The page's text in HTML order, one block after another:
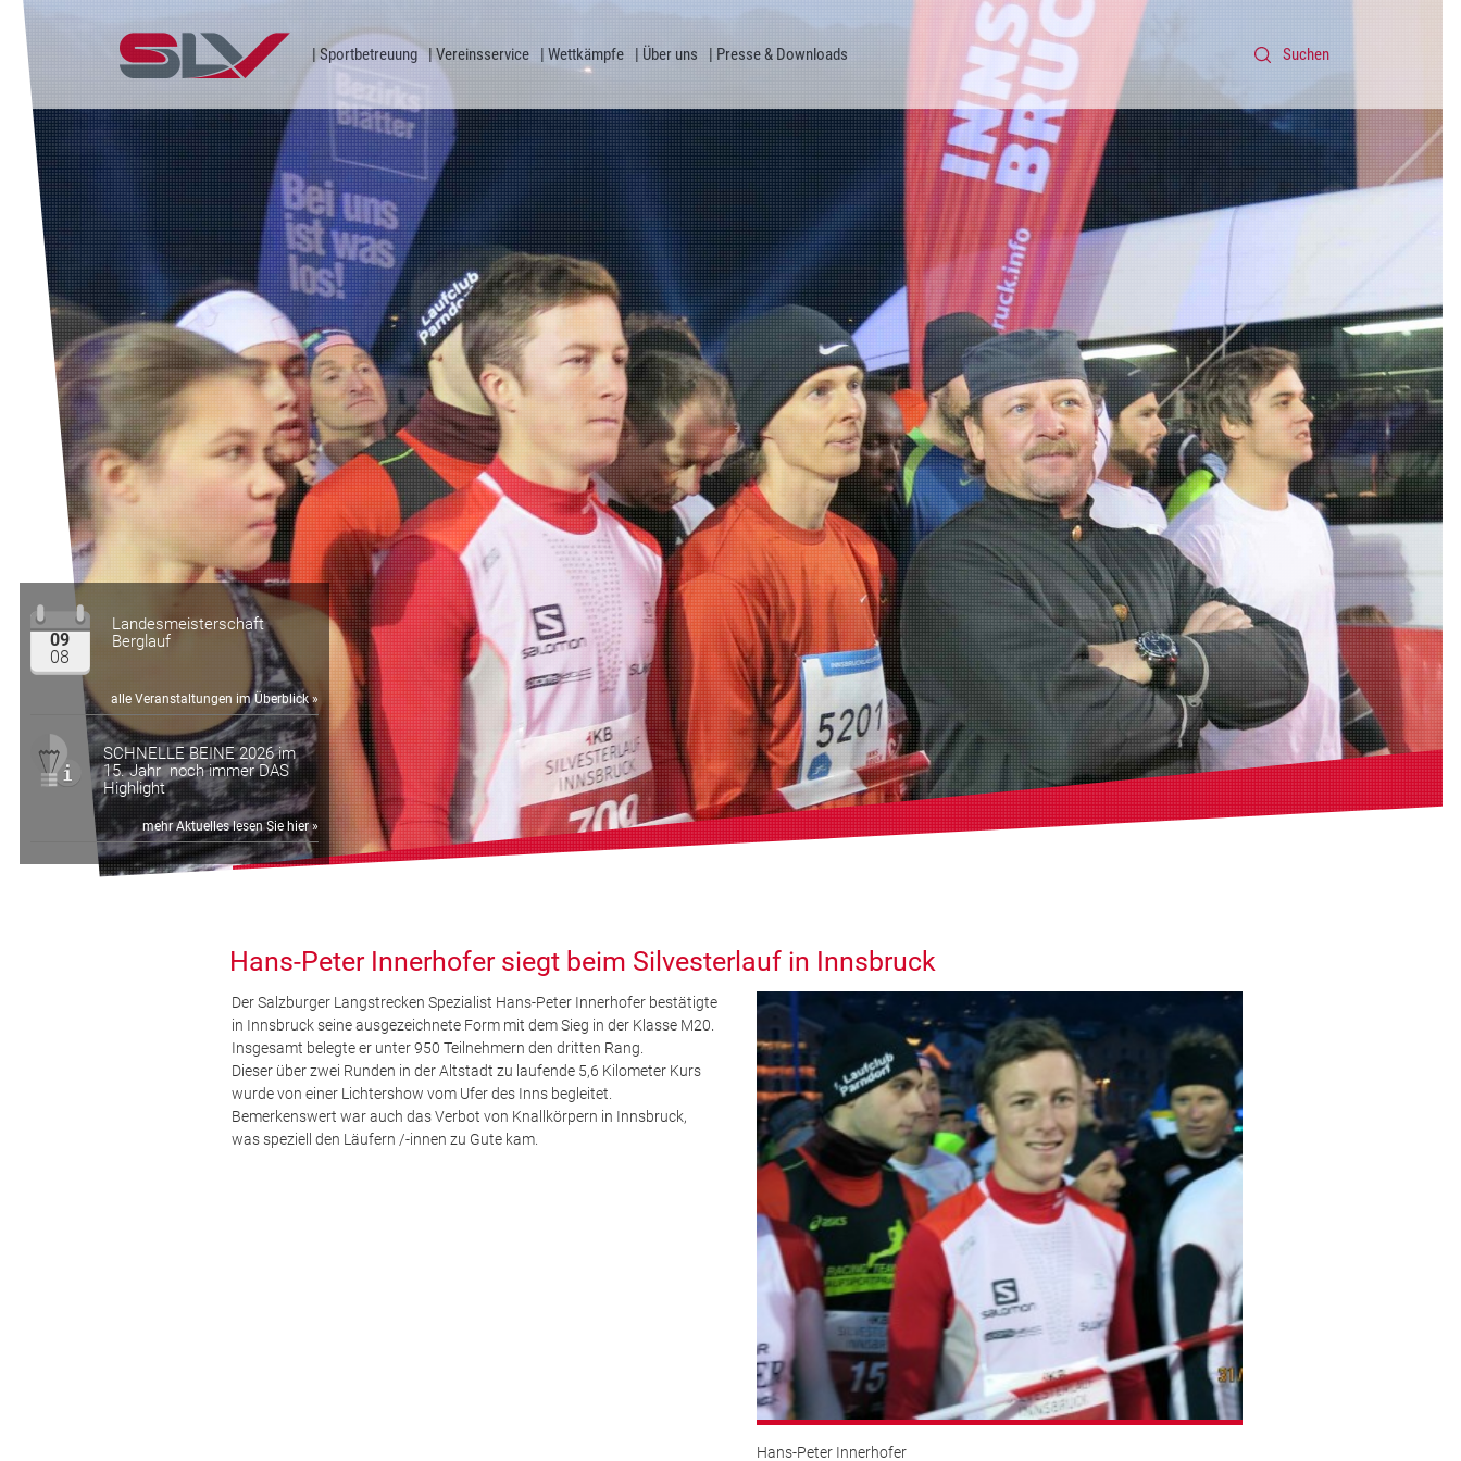
Zum Inhalt
Sportbetreuung Vereinsservice Wettkämpfe Über uns Presse & Downloads
09
08
Landesmeisterschaft
Berglauf
alle Veranstaltungen im Überblick »
SCHNELLE BEINE 2026 im
15. Jahr noch immer DAS
Highlight
mehr Aktuelles lesen Sie hier »
Hans-Peter Innerhofer siegt beim Silvesterlauf in Innsbruck
Der Salzburger Langstrecken Spezialist Hans-Peter Innerhofer bestätigte
in Innsbruck seine ausgezeichnete Form mit dem Sieg in der Klasse M20.
Insgesamt belegte er unter 950 Teilnehmern den dritten Rang.
Dieser über zwei Runden in der Altstadt zu laufende 5,6 Kilometer Kurs
wurde von einer Lichtershow vom Ufer des Inns begleitet.
Bemerkenswert war auch das Verbot von Knallkörpern in Innsbruck,
was speziell den Läufern /-innen zu Gute kam.
Hans-Peter Innerhofer